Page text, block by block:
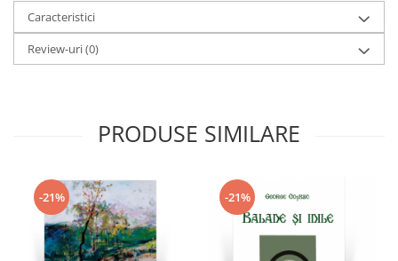
Caracteristici
Review-uri(0)
PRODUSE SIMILARE
-21% -21%